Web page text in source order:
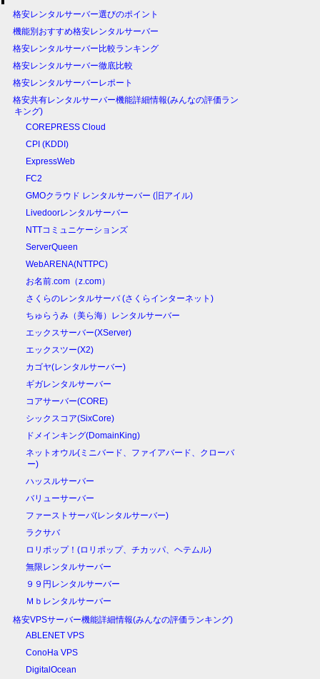
格安レンタルサーバー選びのポイント
機能別おすすめ格安レンタルサーバー
格安レンタルサーバー比較ランキング
格安レンタルサーバー徹底比較
格安レンタルサーバーレポート
格安共有レンタルサーバー機能詳細情報(みんなの評価ラン
キング)
COREPRESS Cloud
CPI (KDDI)
ExpressWeb
FC2
GMOクラウド レンタルサーバー (旧アイル)
Livedoorレンタルサーバー
NTTコミュニケーションズ
ServerQueen
WebARENA(NTTPC)
お名前.com（z.com）
さくらのレンタルサーバ (さくらインターネット)
ちゅらうみ（美ら海）レンタルサーバー
エックスサーバー(XServer)
エックスツー(X2)
カゴヤ(レンタルサーバー)
ギガレンタルサーバー
コアサーバー(CORE)
シックスコア(SixCore)
ドメインキング(DomainKing)
ネットオウル(ミニバード、ファイアバード、クローバ
ー)
ハッスルサーバー
バリューサーバー
ファーストサーバ(レンタルサーバー)
ラクサバ
ロリポップ！(ロリポップ、チカッパ、ヘテムル)
無限レンタルサーバー
９９円レンタルサーバー
Ｍｂレンタルサーバー
格安VPSサーバー機能詳細情報(みんなの評価ランキング)
ABLENET VPS
ConoHa VPS
DigitalOcean